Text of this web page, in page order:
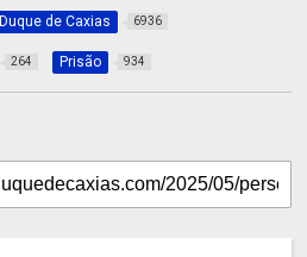
Duque de Caxias 6936
264 Prisão 934